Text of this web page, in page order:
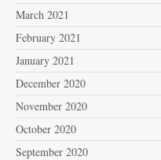
March 2021
February 2021
January 2021
December 2020
November 2020
October 2020
September 2020